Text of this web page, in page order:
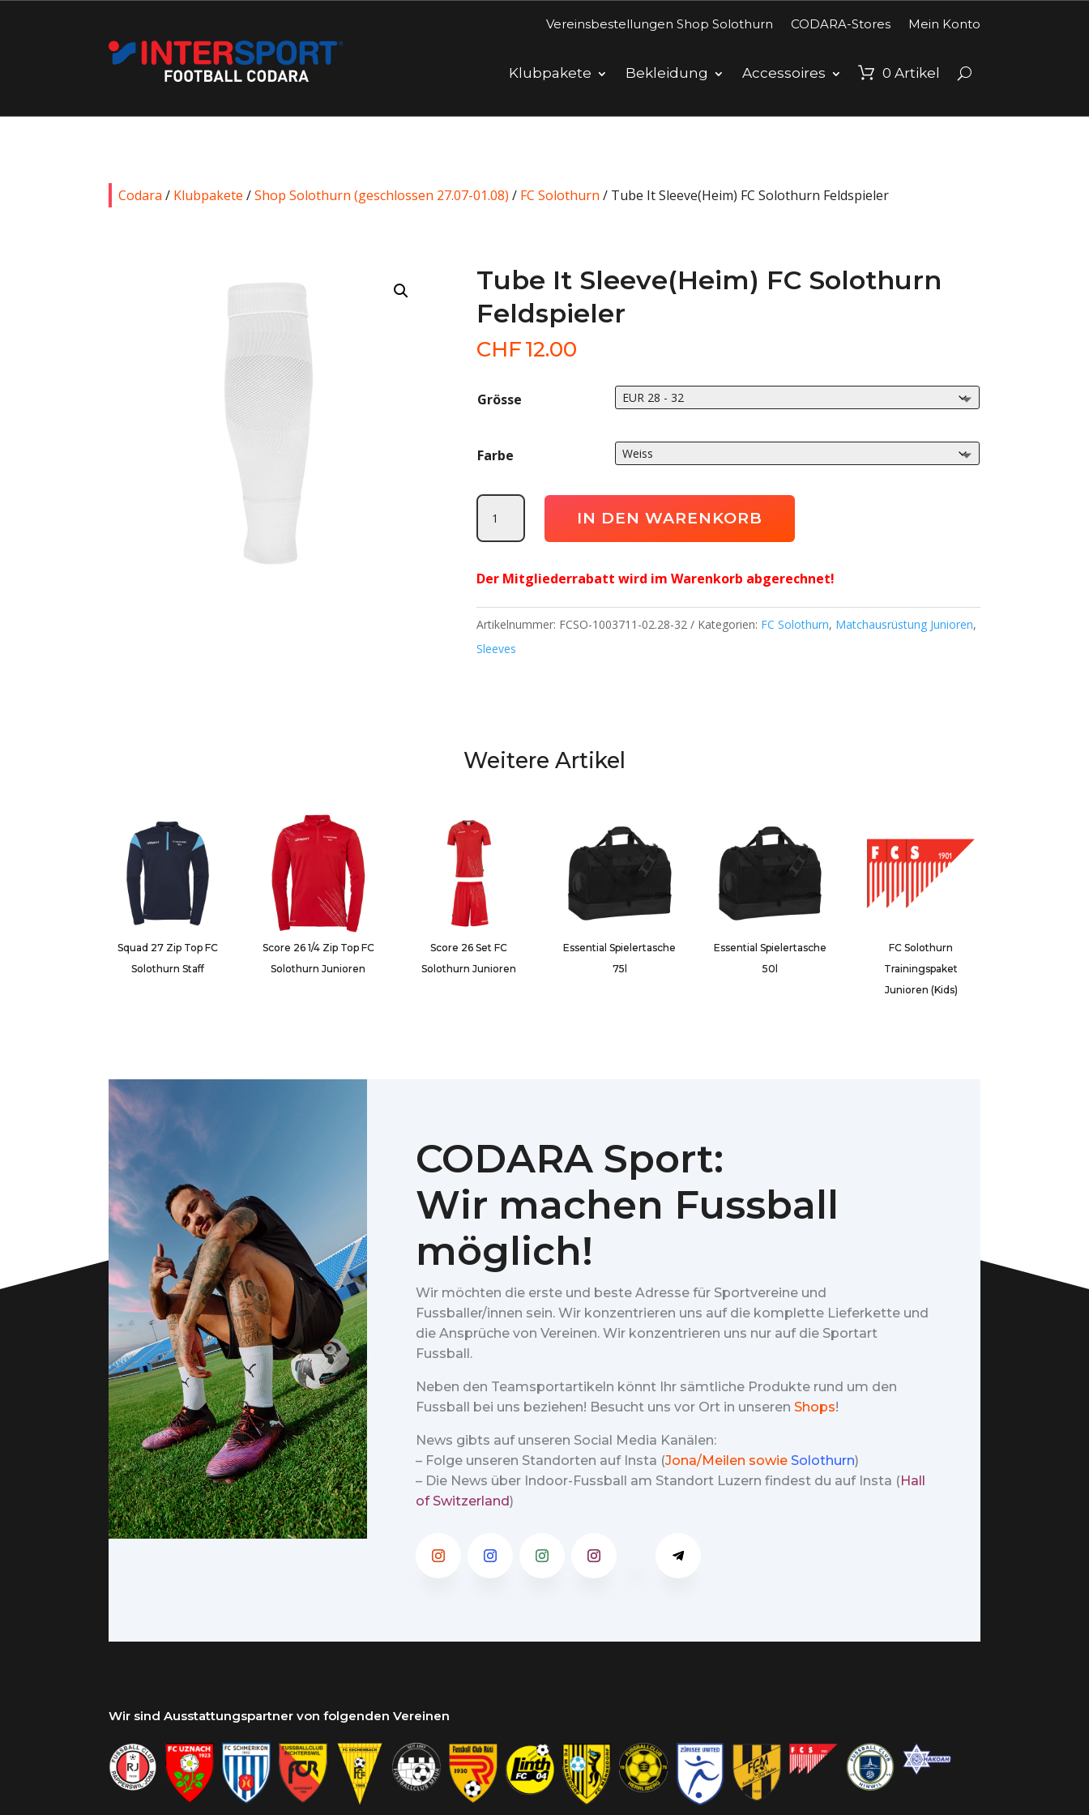
Vereinsbestellungen Shop Solothurn CODARA-Stores Mein Konto
Klubpakete Bekleidung Accessoires 0 Artikel
Codara / Klubpakete /Shop Solothurn (geschlossen 27.07-01.08) / FC Solothurn / Tube It Sleeve(Heim) FC Solothurn Feldspieler
Tube It Sleeve(Heim) FC Solothurn
Feldspieler
CHF12.00
Grösse
Farbe
Tube
FC
Solothurn
Feldspieler
Menge
IN DEN WARENKORB
Der Mitgliederrabatt wird im Warenkorb abgerechnet!
Artikelnummer: FCSO-1003711-02.28-32 Kategorien: FC Solothurn, Matchausrüstung Junioren,
Sleeves
Weitere Artikel
Squad 27 Zip Top FC
Solothurn Staff
Score 26 1/4 Zip Top FC
Solothurn Junioren
Score 26 Set FC
Solothurn Junioren
Essential Spielertasche
75l
Essential Spielertasche
50l
FC Solothurn
Trainingspaket
Junioren (Kids)
CODARA Sport:
Wir machen Fussball
möglich!
Wir möchten die erste und beste Adresse für Sportvereine und
Fussballer/innen sein. Wir konzentrieren uns auf die komplette Lieferkette und
die Ansprüche von Vereinen. Wir konzentrieren uns nur auf die Sportart
Fussball.
Neben den Teamsportartikeln könnt Ihr sämtliche Produkte rund um den
Fussball bei uns beziehen! Besucht uns vor Ort in unseren Shops!
News gibts auf unseren Social Media Kanälen:
– Folge unseren Standorten auf Insta (Jona/Meilen sowie Solothurn)
– Die News über Indoor-Fussball am Standort Luzern findest du auf Insta ( Hall
of Switzerland)
Wir sind Ausstattungspartner von folgenden Vereinen